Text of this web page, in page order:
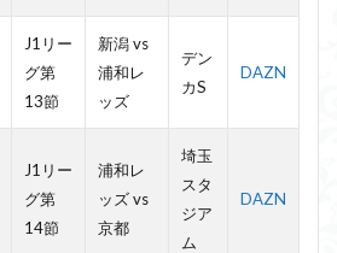
J1リー
グ第
13節
新潟 vs
浦和レ
ッズ
デン
カS
DAZN
J1リー
グ第
14節
浦和レ
ッズ vs
京都
埼玉
スタ
ジア
ム
DAZN